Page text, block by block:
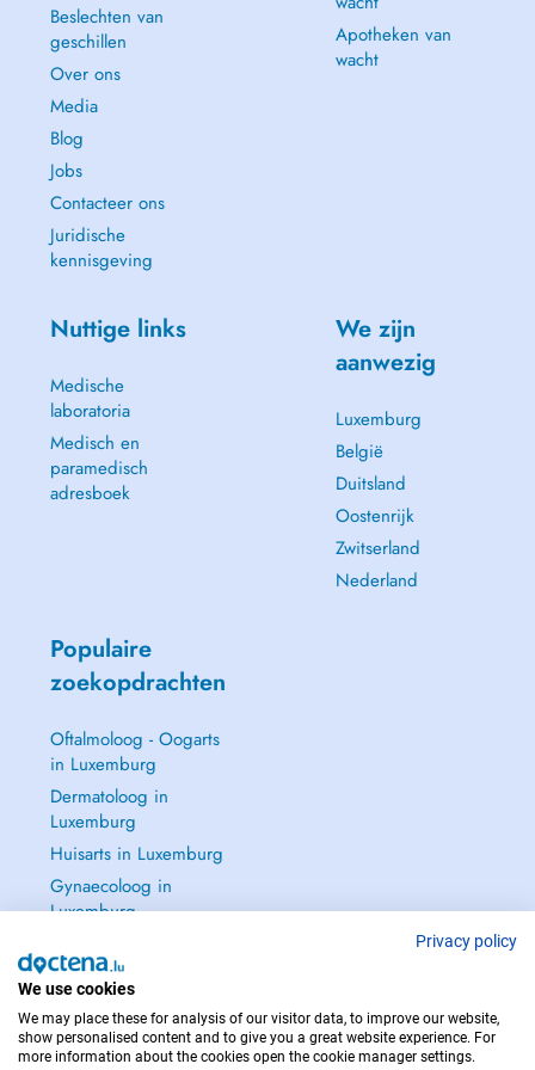
individual aesthetics and anatomy, and this is my work philosophy.
You can count on me for simple or complex surgical treatments,
simple or complex rehabilitations using implants as well as
periodontal treatments, always aiming for health, function and
aesthetics.
My collaboration with Bouche Dental Group facilitates my
administrative work and allows me to be informed of the latest
technology, while sharing my work with multidisciplinary
professionals.
- Simple Implant Surgery
- Complex Implant Surgery
- Cosmetic Ceramic Veneers
- Wisdom Tooth Extraction
- Prosthetic Rehabilitation
Beslechten van
geschillen
Over ons
Media
Blog
Jobs
Contacteer ons
Juridische
kennisgeving
Apotheken van
wacht
Nuttige links
Medische
laboratoria
Medisch en
paramedisch
adresboek
We zijn
aanwezig
Luxemburg
België
Duitsland
Oostenrijk
Zwitserland
Nederland
Populaire
zoekopdrachten
Oftalmoloog - Oogarts
in Luxemburg
Dermatoloog in
Luxemburg
Huisarts in Luxemburg
Gynaecoloog in
Luxemburg
Privacy policy
We use cookies
We may place these for analysis of our visitor data, to improve our website,
show personalised content and to give you a great website experience. For
more information about the cookies open the cookie manager settings.